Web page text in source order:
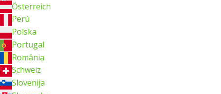
Österreich
Perú
Polska
Portugal
România
Schweiz
Slovenija